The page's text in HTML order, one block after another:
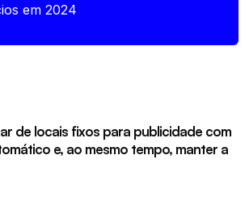
em 2024
de locais fixos para publicidade com
e, ao mesmo tempo, manter a